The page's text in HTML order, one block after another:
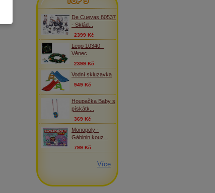
De Cuevas 80537
- Sklád...
2399 Kč
Lego 10340 -
Věnec
2399 Kč
Vodní skluzavka
949 Kč
Houpačka Baby s
pískátk...
369 Kč
Monopoly -
Gábinin kouz...
799 Kč
Více